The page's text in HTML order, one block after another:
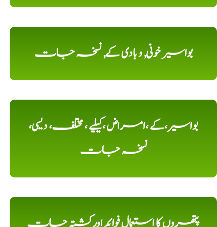
بواسیر خونی, و بادی کے, نسخہ جات
بواسیر،کے ،امراض ،کیلیے ، مختلف، دیسی،
نسخہ جات
پتھروں کا استعمال فوائد اورکشتہ جات